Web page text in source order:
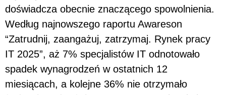
doświadcza obecnie znaczącego spowolnienia.
Według najnowszego raportu Awareson
“Zatrudnij, zaangażuj, zatrzymaj. Rynek pracy
IT 2025”, aż 7% specjalistów IT odnotowało
spadek wynagrodzeń w ostatnich 12
miesiącach, a kolejne 36% nie otrzymało